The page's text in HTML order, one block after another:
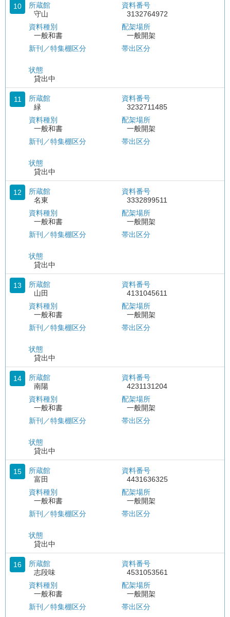
10
所蔵館
守山
資料種別
一般和書
新刊／特集棚区分
状態
貸出中
資料番号
3132764972
配架場所
一般開架
帯出区分
11
所蔵館
緑
資料種別
一般和書
新刊／特集棚区分
状態
貸出中
資料番号
3232711485
配架場所
一般開架
帯出区分
12
所蔵館
名東
資料種別
一般和書
新刊／特集棚区分
状態
貸出中
資料番号
3332899511
配架場所
一般開架
帯出区分
13
所蔵館
山田
資料種別
一般和書
新刊／特集棚区分
状態
貸出中
資料番号
4131045611
配架場所
一般開架
帯出区分
14
所蔵館
南陽
資料種別
一般和書
新刊／特集棚区分
状態
貸出中
資料番号
4231131204
配架場所
一般開架
帯出区分
15
所蔵館
富田
資料種別
一般和書
新刊／特集棚区分
状態
貸出中
資料番号
4431636325
配架場所
一般開架
帯出区分
16
所蔵館
志段味
資料種別
一般和書
新刊／特集棚区分
資料番号
4531053561
配架場所
一般開架
帯出区分